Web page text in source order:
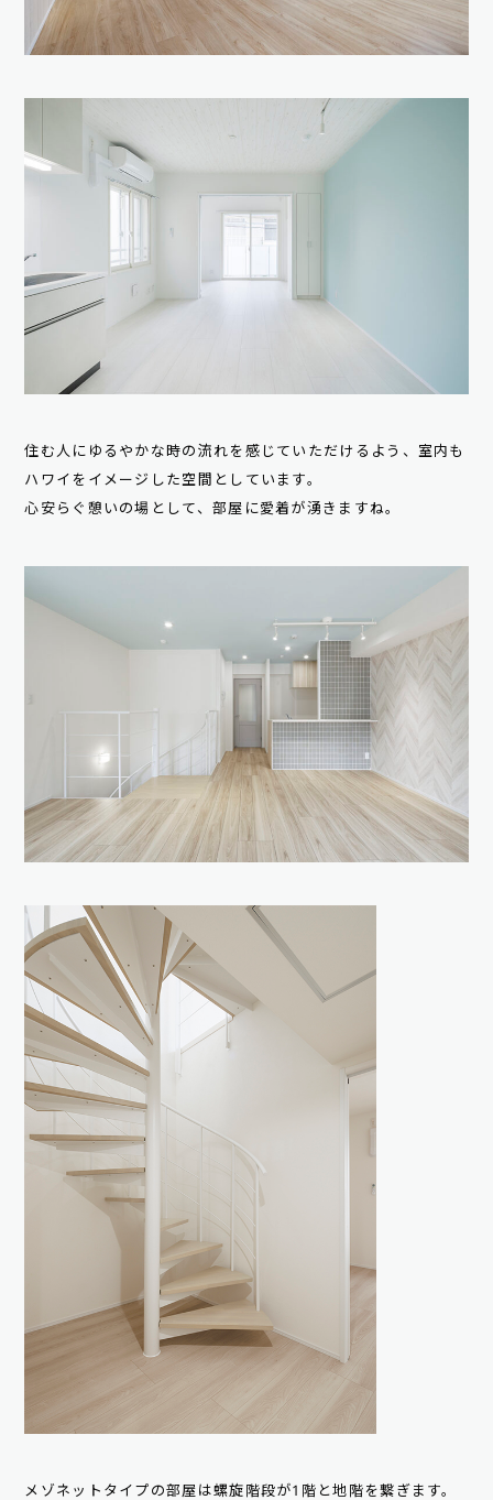
住む人にゆるやかな時の流れを感じていただけるよう、室内も
ハワイをイメージした空間としています。
心安らぐ憩いの場として、部屋に愛着が湧きますね。
メゾネットタイプの部屋は螺旋階段が1階と地階を繋ぎます。